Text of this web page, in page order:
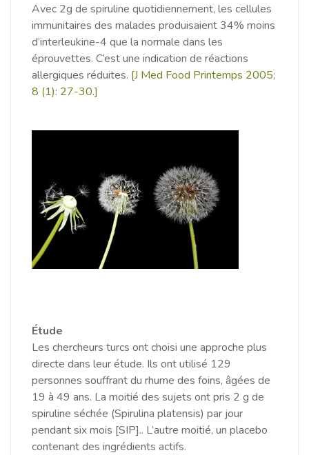
Avec 2g de spiruline quotidiennement, les cellules
immunitaires des malades produisaient 34% moins
d’interleukine-4 que la normale dans les
éprouvettes. C’est une indication de réactions
allergiques réduites. [J Med Food Printemps 2005;
8 (1): 27-30.]
Étude
Les chercheurs turcs ont choisi une approche plus
directe dans leur étude. Ils ont utilisé 129
personnes souffrant du rhume des foins, âgées de
19 à 49 ans. La moitié des sujets ont pris 2 g de
spiruline séchée (Spirulina platensis) par jour
pendant six mois [SIP].. L’autre moitié, un placebo
contenant des ingrédients actifs.